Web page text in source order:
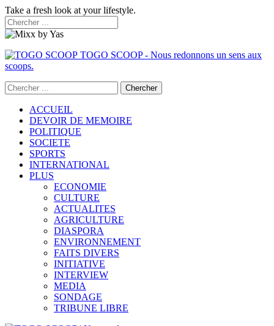
Take a fresh look at your lifestyle.
TOGO SCOOP - Nous redonnons un sens aux
scoops.
ACCUEIL
DEVOIR DE MEMOIRE
POLITIQUE
SOCIETE
SPORTS
INTERNATIONAL
PLUS
ECONOMIE
CULTURE
ACTUALITES
AGRICULTURE
DIASPORA
ENVIRONNEMENT
FAITS DIVERS
INITIATIVE
INTERVIEW
MEDIA
SONDAGE
TRIBUNE LIBRE